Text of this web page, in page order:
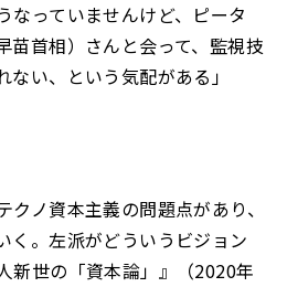
なっていませんけど、ピータ
苗首相）さんと会って、監視技
い、という気配がある」
クノ資本主義の問題点があり、
く。左派がどういうビジョン
新世の「資本論」』（2020年